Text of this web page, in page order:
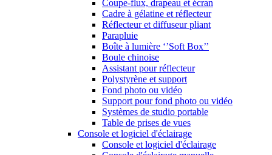
Coupe-flux, drapeau et écran
Cadre à gélatine et réflecteur
Réflecteur et diffuseur pliant
Parapluie
Boîte à lumière ‘’Soft Box’’
Boule chinoise
Assistant pour réflecteur
Polystyrène et support
Fond photo ou vidéo
Support pour fond photo ou vidéo
Systèmes de studio portable
Table de prises de vues
Console et logiciel d'éclairage
Console et logiciel d'éclairage